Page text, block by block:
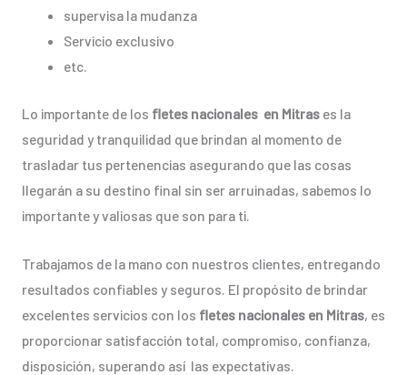
supervisa la mudanza
Servicio exclusivo
etc.
Lo importante de los fletes nacionales en Mitrases la
seguridad y tranquilidad que brindan al momento de
trasladar tus pertenencias asegurando que las cosas
llegarán a su destino final sin ser arruinadas, sabemos lo
importante y valiosas que son para ti.
Trabajamos de la mano con nuestros clientes, entregando
resultados confiables y seguros. El propósito de brindar
excelentes servicios con los fletes nacionales en Mitras, es
proporcionar satisfacción total, compromiso, confianza,
disposición, superando así las expectativas.